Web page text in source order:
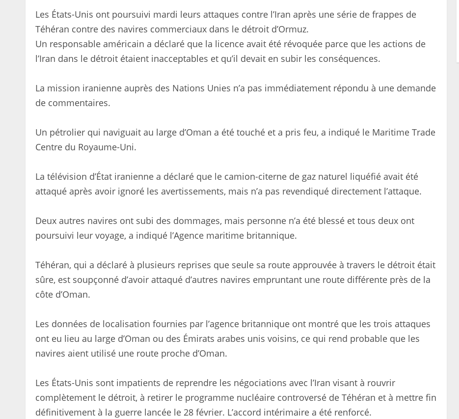
Les États-Unis ont poursuivi mardi leurs attaques contre l’Iran après une série de frappes de
Téhéran contre des navires commerciaux dans le détroit d’Ormuz.
Un responsable américain a déclaré que la licence avait été révoquée parce que les actions de
l’Iran dans le détroit étaient inacceptables et qu’il devait en subir les conséquences.
La mission iranienne auprès des Nations Unies n’a pas immédiatement répondu à une demande
de commentaires.
Un pétrolier qui naviguait au large d’Oman a été touché et a pris feu, a indiqué le Maritime Trade
Centre du Royaume-Uni.
La télévision d’État iranienne a déclaré que le camion-citerne de gaz naturel liquéfié avait été
attaqué après avoir ignoré les avertissements, mais n’a pas revendiqué directement l’attaque.
Deux autres navires ont subi des dommages, mais personne n’a été blessé et tous deux ont
poursuivi leur voyage, a indiqué l’Agence maritime britannique.
Téhéran, qui a déclaré à plusieurs reprises que seule sa route approuvée à travers le détroit était
sûre, est soupçonné d’avoir attaqué d’autres navires empruntant une route différente près de la
côte d’Oman.
Les données de localisation fournies par l’agence britannique ont montré que les trois attaques
ont eu lieu au large d’Oman ou des Émirats arabes unis voisins, ce qui rend probable que les
navires aient utilisé une route proche d’Oman.
Les États-Unis sont impatients de reprendre les négociations avec l’Iran visant à rouvrir
complètement le détroit, à retirer le programme nucléaire controversé de Téhéran et à mettre fin
définitivement à la guerre lancée le 28 février. L’accord intérimaire a été renforcé.